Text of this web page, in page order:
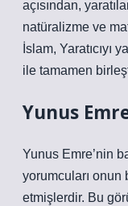
açısından,
natüralizme ve
İslam, Yaratıcıyı
ile tamamen
Yunus
Yunus Emre’nin
yorumcuları
etmişlerdir. Bu